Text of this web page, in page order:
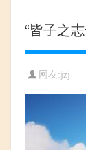
“皆子之
网友:jzj